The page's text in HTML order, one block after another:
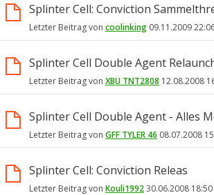
Splinter Cell: Conviction
Letzter Beitrag von coolinking 09.11.2009
Splinter Cell Double Agent
Letzter Beitrag von XBU TNT2808 12.08.2008
Splinter Cell Double Agent - Alles
Letzter Beitrag von GFF TYLER 46 08.07.2008
Splinter Cell: Conviction Releas
Letzter Beitrag von Kouli199230.06.2008 18:50